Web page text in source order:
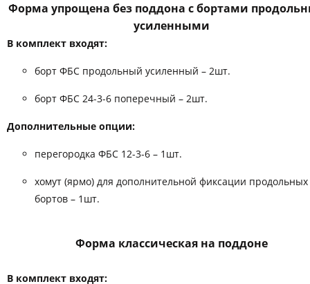
Форма упрощена без поддона с бортами
усиленными
В комплект входят:
борт ФБС продольный усиленный – 2шт.
борт ФБС 24-3-6 поперечный – 2шт.
Дополнительные опции:
перегородка ФБС 12-3-6 – 1шт.
хомут (ярмо) для дополнительной фиксации продольных
бортов – 1шт.
Форма классическая на поддоне
В комплект входят: